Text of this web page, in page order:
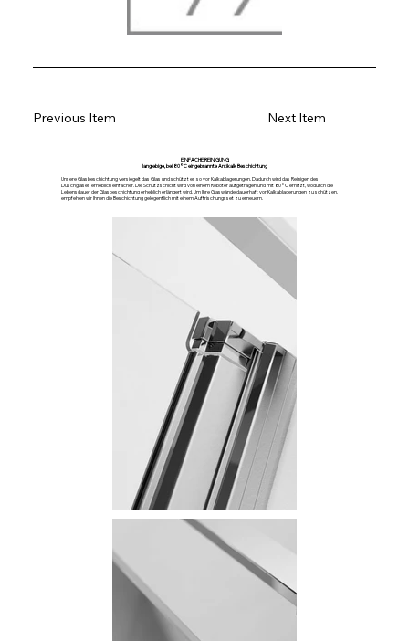
Next Item
Previous Item
EINFACHE REINIGUNG
langlebige, bei 80°C eingebrannte Antikalk Beschichtung
Unsere Glasbeschichtung versiegelt das Glas und schützt es so vor Kalkablagerungen. Dadurch wird das Reinigen des
Duschglases erheblich einfacher. Die Schutzschicht wird von einem Roboter aufgetragen und mit 80°C erhitzt, wodurch die
Lebensdauer der Glasbeschichtung erheblich erlängert wird. Um Ihre Glaswände dauerhaft vor Kalkablagerungen zu schützen,
empfehlen wir Ihnen die Beschichtung gelegentlich mit einem Auffrischungsset zu erneuern.